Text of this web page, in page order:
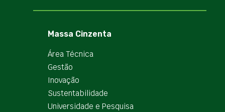
Massa Cinzenta
Área Técnica
Gestão
Inovação
Sustentabilidade
Universidade e Pesquisa